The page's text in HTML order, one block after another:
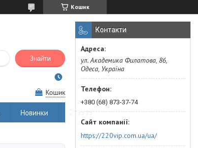
Кошик
Знайти
Кошик
Новинки Отзывы
Контакти
ул. Академика Филатова, 86,
Одеса, Україна
+380 (68) 873-37-74
https://220vip.com.ua/ua/